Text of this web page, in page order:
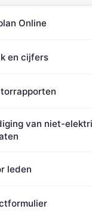
Online
en cijfers
van niet-
leden